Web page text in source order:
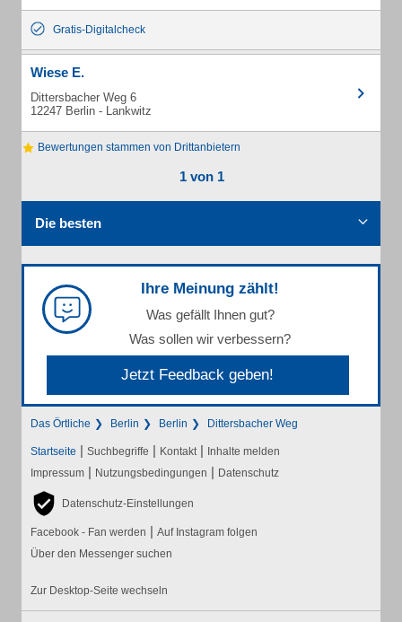
Gratis-Digitalcheck
Wiese E.
Dittersbacher Weg 6
12247 Berlin - Lankwitz
Bewertungen stammen von Drittanbietern
1 von 1
Die besten
Ihre Meinung zählt!
Was gefällt Ihnen gut?
Was sollen wir verbessern?
Jetzt Feedback geben!
Das Örtliche Berlin Berlin Dittersbacher Weg
Startseite | Suchbegriffe | Kontakt | Inhalte melden
Impressum | Nutzungsbedingungen | Datenschutz
Datenschutz-Einstellungen
Facebook - Fan werden | Auf Instagram folgen
Über den Messenger suchen
Zur Desktop-Seite wechseln